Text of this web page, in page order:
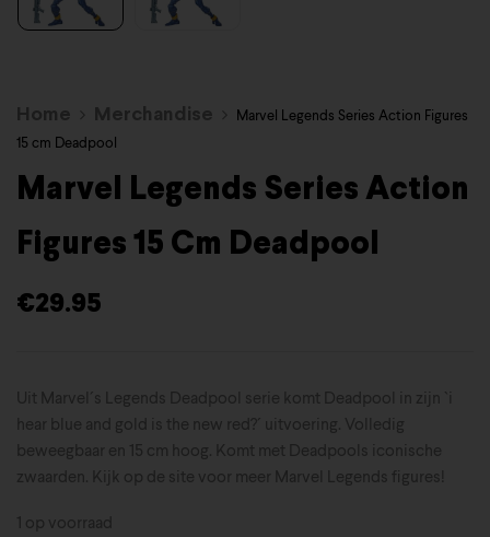
Home Merchandise
Marvel Legends Series Action Figures
15 cm Deadpool
Marvel Legends Series Action
Figures 15 Cm Deadpool
€29.95
Uit Marvel´s Legends Deadpool serie komt Deadpool in zijn `i
hear blue and gold is the new red?´ uitvoering. Volledig
beweegbaar en 15 cm hoog. Komt met Deadpools iconische
zwaarden. Kijk op de site voor meer Marvel Legends figures!
1 op voorraad